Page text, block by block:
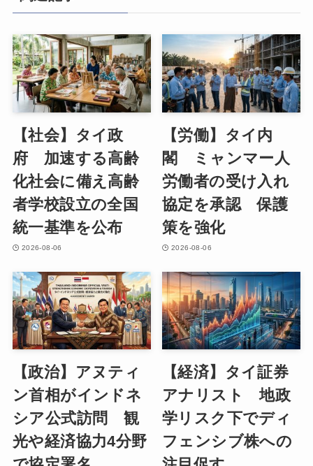
【社会】タイ政
府 加速する高齢
化社会に備え高齢
者学校設立の全国
統一基準を公布
2026-08-06
【労働】タイ内
閣 ミャンマー人
労働者の受け入れ
協定を承認 保護
策を強化
2026-08-06
【政治】アヌティ
ン首相がインドネ
シア公式訪問 観
光や経済協力4分野
【経済】タイ証券
アナリスト 地政
学リスク下でディ
フェンシブ株への